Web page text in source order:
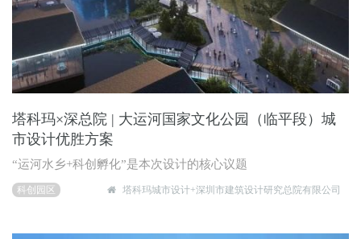
塔科玛×深总院 | 大运河国家文化公园（临平段）城
市设计优胜方案
“运河水乡+科创孵化”是本次设计的核心议题
科创园区 塔科玛城市设计+深圳市建筑设计研究总院有限公司